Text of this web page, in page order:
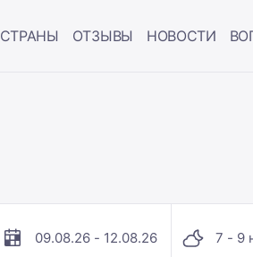
СТРАНЫ ОТЗЫВЫ НОВОСТИ
09.08.26 - 12.08.26 7 - 9